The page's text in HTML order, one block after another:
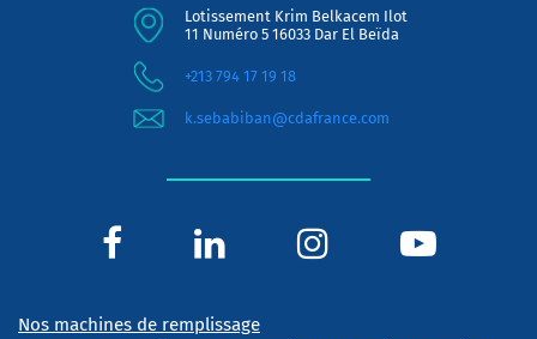
Lotissement Krim Belkacem Ilot
11 Numéro 5 16033 Dar El Beïda
+213 794 17 19 18
k.sebabiban@cdafrance.com
Nos machines de remplissage